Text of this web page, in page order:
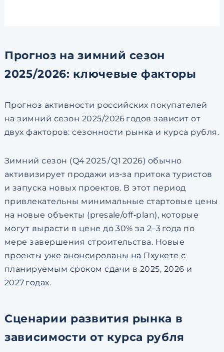
Прогноз на зимний сезон
2025/2026: ключевые факторы
Прогноз активности российских покупателей
на зимний сезон 2025/2026 годов зависит от
двух факторов: сезонности рынка и курса рубля.
Зимний сезон (Q4 2025 / Q1 2026) обычно
активизирует продажи из‑за притока туристов
и запуска новых проектов. В этот период
привлекательны минимальные стартовые цены
на новые объекты (presale/off‑plan), которые
могут вырасти в цене до30% за 2–3 года по
мере завершения строительства. Новые
проекты уже анонсированы на Пхукете с
планируемым сроком сдачи в 2025, 2026 и
2027 годах.
Сценарии развития рынка в
зависимости от курса рубля